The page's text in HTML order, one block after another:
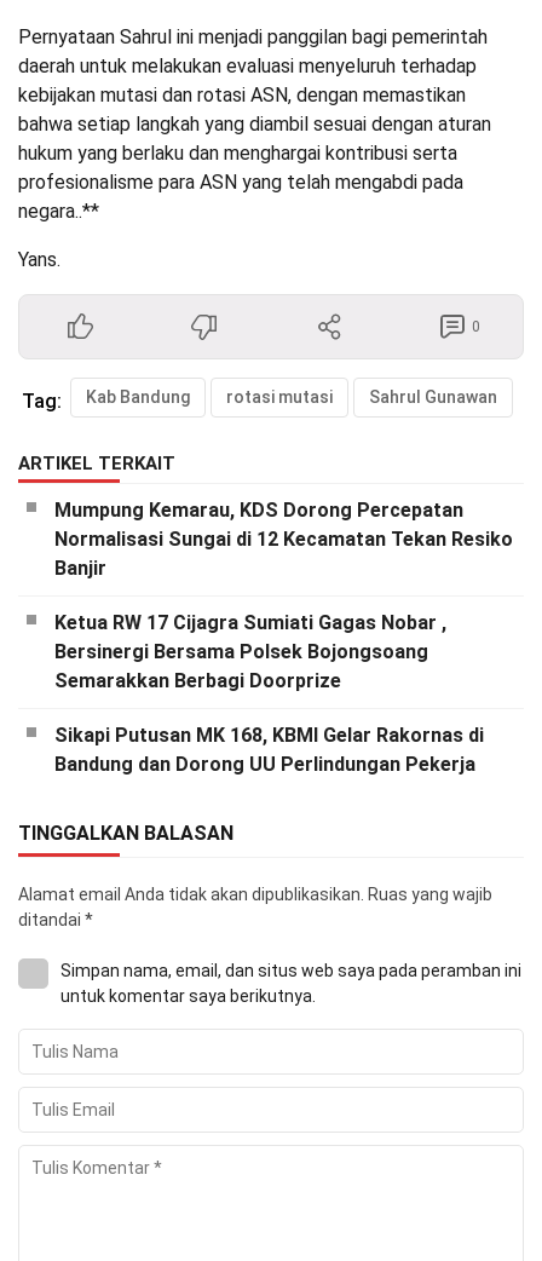
Pernyataan Sahrul ini menjadi panggilan bagi pemerintah
daerah untuk melakukan evaluasi menyeluruh terhadap
kebijakan mutasi dan rotasi ASN, dengan memastikan
bahwa setiap langkah yang diambil sesuai dengan aturan
hukum yang berlaku dan menghargai kontribusi serta
profesionalisme para ASN yang telah mengabdi pada
negara..**
Yans.
0
Tag: Kab Bandung rotasi mutasi Sahrul Gunawan
ARTIKEL TERKAIT
Mumpung Kemarau, KDS Dorong Percepatan
Normalisasi Sungai di 12 Kecamatan Tekan Resiko
Banjir
Ketua RW 17 Cijagra Sumiati Gagas Nobar ,
Bersinergi Bersama Polsek Bojongsoang
Semarakkan Berbagi Doorprize
Sikapi Putusan MK 168, KBMI Gelar Rakornas di
Bandung dan Dorong UU Perlindungan Pekerja
TINGGALKAN BALASAN
Alamat email Anda tidak akan dipublikasikan. Ruas yang wajib
ditandai *
Simpan nama, email, dan situs web saya pada peramban ini
untuk komentar saya berikutnya.